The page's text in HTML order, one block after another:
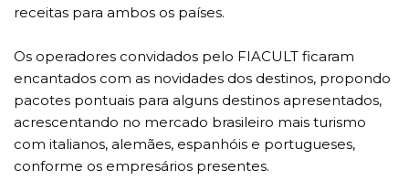
receitas para ambos os países.
Os operadores convidados pelo FIACULT ficaram
encantados com as novidades dos destinos, propondo
pacotes pontuais para alguns destinos apresentados,
acrescentando no mercado brasileiro mais turismo
com italianos, alemães, espanhóis e portugueses,
conforme os empresários presentes.